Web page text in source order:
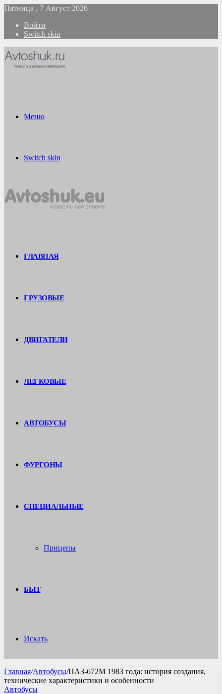
Пятница , 7 Август 2026
Войти
Switch skin
Меню
Switch skin
ГЛАВНАЯ
ГРУЗОВЫЕ
ДВИГАТЕЛИ
ЛЕГКОВЫЕ
АВТОБУСЫ
ФУРГОНЫ
СПЕЦИАЛЬНЫЕ
Прицепы
БЫТ
Искать
Главная/Автобусы/ПАЗ-672М 1983 года: история создания,
технические характеристики и особенности
Автобусы